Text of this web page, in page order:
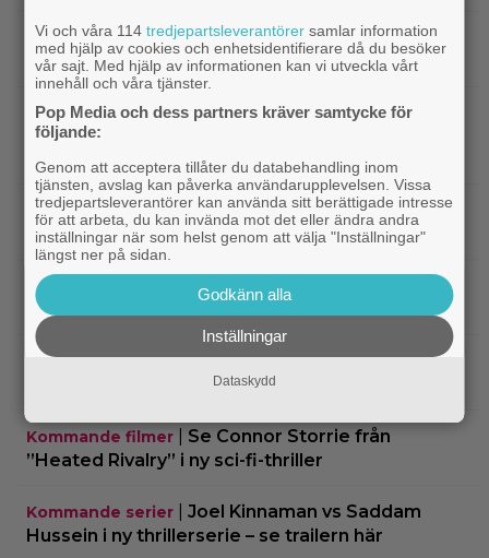
Trailers|Ny trailer till ”Ramayana” visar upp
nästa maffiga fantasyfilm från Indien
Trailers|Robert Pattinson är på pedofiljakt i
trailern för ”Primetime” – kan bli en av höstens
stora snackisar
Grand Theft Auto|27 augusti blir en spännande
dag för alla ”Grand Theft Auto”-fans
Prime Video
Ett nytt mysterium på 8 avsnitt gör
succé på Prime Video just nu
Harry Potter|Harry Potter-fans får betala 4 500
kronor för nya Lego-setet
Kommande filmer
Se Connor Storrie från
”Heated Rivalry” i ny sci-fi-thriller
Kommande serier
Joel Kinnaman vs Saddam
Hussein i ny thrillerserie – se trailern här
Vi och våra 114tredjepartsleverantörer samlar information
med hjälp av cookies och enhetsidentifierare då du besöker
vår sajt. Med hjälp av informationen kan vi utveckla vårt
innehåll och våra tjänster.
Pop Media och dess partners kräver samtycke för
följande:
Genom att acceptera tillåter du databehandling inom
tjänsten, avslag kan påverka användarupplevelsen. Vissa
tredjepartsleverantörer kan använda sitt berättigade intresse
för att arbeta, du kan invända mot det eller ändra andra
inställningar när som helst genom att välja "Inställningar"
längst ner på sidan.
Godkänn alla
Inställningar
Dataskydd